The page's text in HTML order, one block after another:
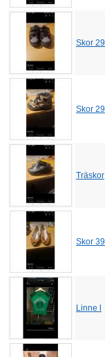
Skor 29
Skor 29
Träskor
Skor 39
Linne l